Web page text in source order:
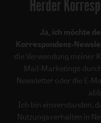
Herder
Ja, ich möchte
Korrespondenz-
die Verwendung meiner
Mail-Marketings
Newsletter oder die E-
Ich bin einverstanden,
Nutzungsverhalten in